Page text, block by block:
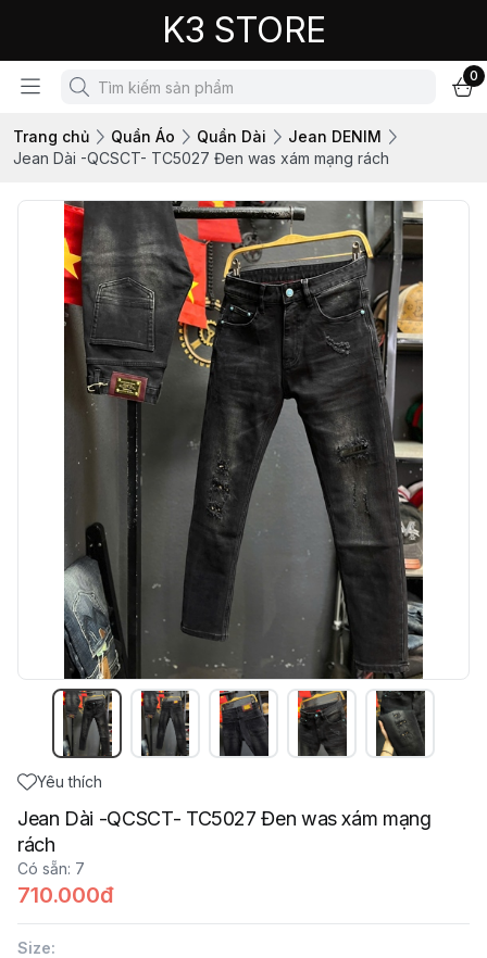
K3 STORE
0
Trang chủ Quần Áo Quần Dài
Jean DENIM
Jean Dài -QCSCT- TC5027 Đen was xám mạng rách
Yêu thích
Jean Dài -QCSCT- TC5027 Đen was xám mạng
rách
Có sẵn: 7
710.000đ
Size: